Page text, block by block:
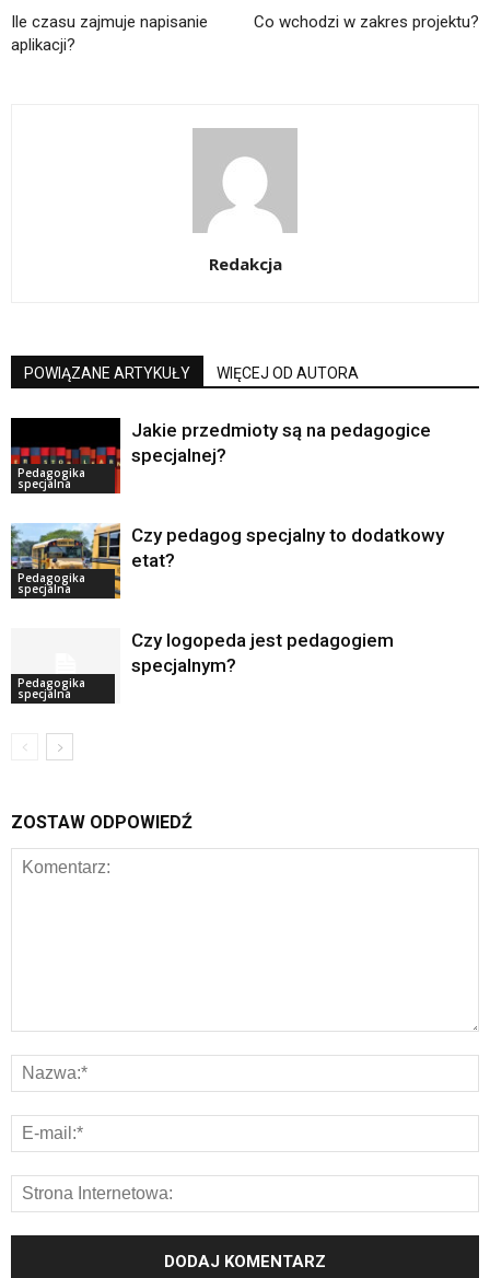
Ile czasu zajmuje napisanie
aplikacji?
Co wchodzi w zakres projektu?
Redakcja
POWIĄZANE ARTYKUŁY WIĘCEJ OD AUTORA
Pedagogika
specjalna
Jakie przedmioty są na pedagogice
specjalnej?
Pedagogika
specjalna
Czy pedagog specjalny to dodatkowy
etat?
Pedagogika
specjalna
Czy logopeda jest pedagogiem
specjalnym?
ZOSTAW ODPOWIEDŹ